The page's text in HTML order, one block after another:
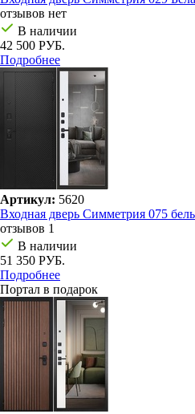
отзывов нет
В наличии
42 500 РУБ.
Подробнее
Артикул: 5620
Входная дверь Симметрия 075
отзывов 1
В наличии
51 350 РУБ.
Подробнее
Портал в подарок